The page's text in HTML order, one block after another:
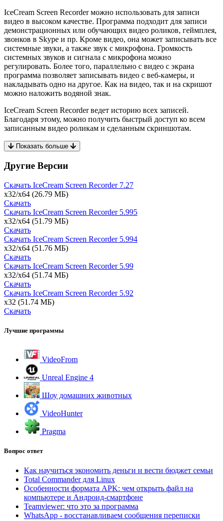
IceCream Screen Recorder можно использовать для записи
видео в высоком качестве. Программа подходит для записи
демонстрационных или обучающих видео роликов, геймплея,
звонков в Skype и пр. Кроме видео, она может записывать все
системные звуки, а также звук с микрофона. Громкость
системных звуков и сигнала с микрофона можно
регулировать. Более того, параллельно с видео с экрана
программа позволяет записывать видео с веб-камеры, и
накладывать одно на другое. Как на видео, так и на скришот
можно наложить водяной знак.
IceCream Screen Recorder ведет историю всех записей.
Благодаря этому, можно получить быстрый доступ ко всем
записанным видео роликам и сделанным скриншотам.
Показать больше
Другие Версии
Скачать IceCream Screen Recorder 7.27
x32/x64 (26.79 МБ)
Скачать
Скачать IceCream Screen Recorder 5.995
x32/x64 (51.79 МБ)
Скачать
Скачать IceCream Screen Recorder 5.994
x32/x64 (51.76 МБ)
Скачать
Скачать IceCream Screen Recorder 5.99
x32/x64 (51.74 МБ)
Скачать
Скачать IceCream Screen Recorder 5.92
x32 (51.74 МБ)
Скачать
Лучшие программы
VideoFrom
Unreal Engine 4
Шоу домашних животных
VideoHunter
Pragma
Вопрос ответ
Как научиться экономить деньги и вести бюджет семьи
Total Commander для Linux
Особенности формата APK: чем открыть файл на
компьютере и Андроид-смартфоне
Teamviewer: что это за программа
WhatsApp - восстанавливаем сообщения переписки